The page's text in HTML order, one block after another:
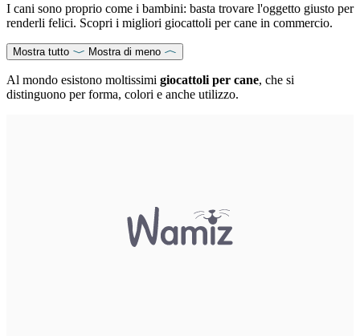
I cani sono proprio come i bambini: basta trovare l'oggetto giusto per
renderli felici. Scopri i migliori giocattoli per cane in commercio.
Mostra tutto Mostra di meno
Al mondo esistono moltissimi giocattoli per cane, che si
distinguono per forma, colori e anche utilizzo.